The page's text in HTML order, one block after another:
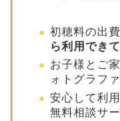
初穂料の出
ら利用でき
お子様とご
ォトグラフ
安心して利
無料相談サ